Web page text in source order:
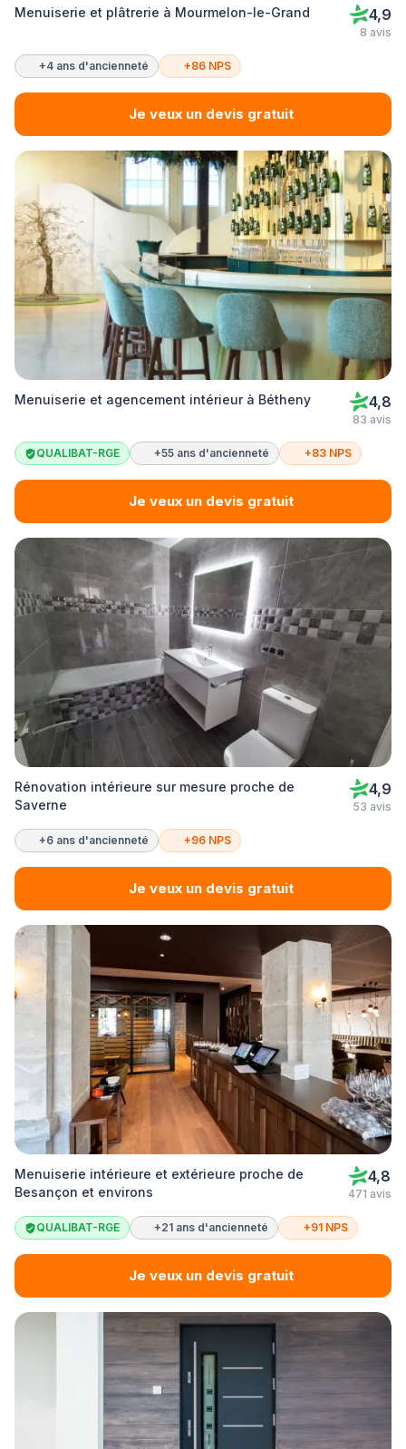
Menuiserie et plâtrerie à Mourmelon-le-Grand 4,9
8 avis
+4 ans d'ancienneté +86 NPS
Je veux un devis gratuit
Menuiserie et agencement intérieur à Bétheny 4,8
83 avis
QUALIBAT-RGE +55 ans d'ancienneté +83 NPS
Je veux un devis gratuit
Rénovation intérieure sur mesure proche de
Saverne
4,9
53 avis
+6 ans d'ancienneté +96 NPS
Je veux un devis gratuit
Menuiserie intérieure et extérieure proche de
Besançon et environs
4,8
471 avis
QUALIBAT-RGE +21 ans d'ancienneté +91 NPS
Je veux un devis gratuit